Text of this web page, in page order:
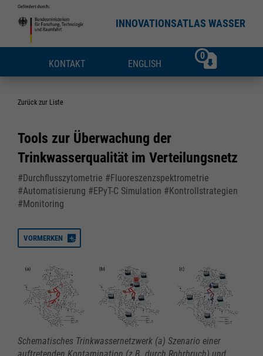
INNOVATIONSATLAS WASSER
KONTAKT ENGLISH
0
Zurück zur Liste
Tools zur Überwachung der
Trinkwasserqualität im Verteilungsnetz
#Durchflusszytometrie #Fluoreszenzspektrometrie
#Automatisierung #EPyT-C Simulation #Kontrollstrategien
#Monitoring
VORMERKEN
Schematisches Trinkwassernetzwerk (a) Szenario einer